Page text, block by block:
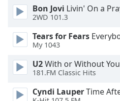
Opacity
Caption
Area
Background
Bon Jovi Livin' On a
2WD 101.3
Tears for Fears
My 1043
U2With or Without You
181.FM Classic Hits
Cyndi LauperTime